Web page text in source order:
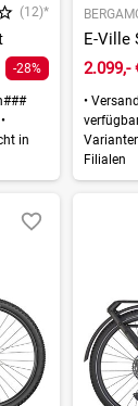
(12)*
-28%
•
in
2.099,-
•
Filialen